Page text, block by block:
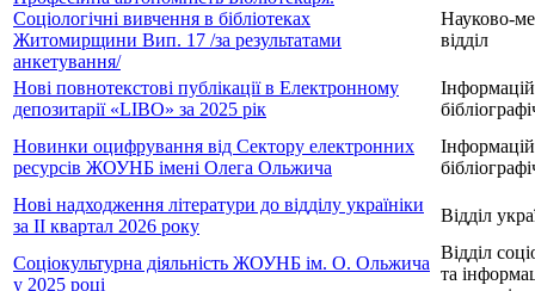
Соціологічні вивчення в бібліотеках
Житомирщини Вип. 17 /за результатами
анкетування/
Науково-
відділ
Нові повнотекстові публікації в Електронному
депозитарії «LIBO» за 2025 рік
Новинки оцифрування від Сектору електронних
ресурсів ЖОУНБ імені Олега Ольжича
Нові надходження літератури до відділу україніки
за ІІ квартал 2026 року
Відділ
Соціокультурна діяльність ЖОУНБ ім. О. Ольжича
у 2025 році
Відділ
та